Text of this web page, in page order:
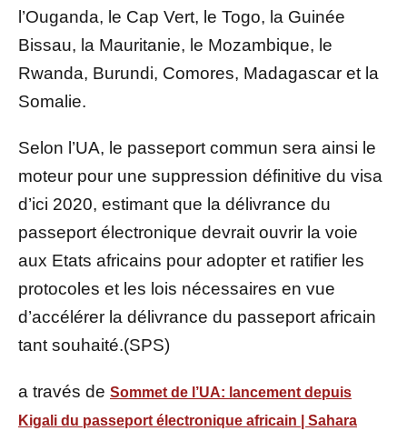
l’Ouganda, le Cap Vert, le Togo, la Guinée
Bissau, la Mauritanie, le Mozambique, le
Rwanda, Burundi, Comores, Madagascar et la
Somalie.
Selon l’UA, le passeport commun sera ainsi le
moteur pour une suppression définitive du visa
d’ici 2020, estimant que la délivrance du
passeport électronique devrait ouvrir la voie
aux Etats africains pour adopter et ratifier les
protocoles et les lois nécessaires en vue
d’accélérer la délivrance du passeport africain
tant souhaité.(SPS)
a través de Sommet de l’UA: lancement depuis
Kigali du passeport électronique africain | Sahara